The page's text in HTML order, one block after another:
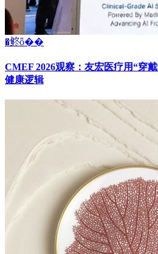
�鿴ȫ��
CMEF 2026观察：友宏医疗用“穿
健康逻辑